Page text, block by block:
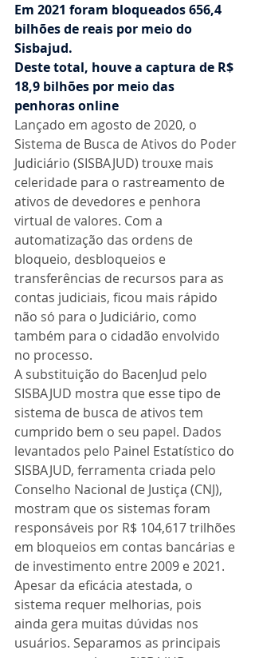
Em 2021 foram bloqueados 656,4
bilhões de reais por meio do
Sisbajud.
Deste total, houve a captura de R$
18,9 bilhões por meio das
penhoras online
Lançado em agosto de 2020, o
Sistema de Busca de Ativos do Poder
Judiciário (SISBAJUD) trouxe mais
celeridade para o rastreamento de
ativos de devedores e penhora
virtual de valores. Com a
automatização das ordens de
bloqueio, desbloqueios e
transferências de recursos para as
contas judiciais, ficou mais rápido
não só para o Judiciário, como
também para o cidadão envolvido
no processo.
A substituição do BacenJud pelo
SISBAJUD mostra que esse tipo de
sistema de busca de ativos tem
cumprido bem o seu papel. Dados
levantados pelo Painel Estatístico do
SISBAJUD, ferramenta criada pelo
Conselho Nacional de Justiça (CNJ),
mostram que os sistemas foram
responsáveis por R$ 104,617 trilhões
em bloqueios em contas bancárias e
de investimento entre 2009 e 2021.
Apesar da eficácia atestada, o
sistema requer melhorias, pois
ainda gera muitas dúvidas nos
usuários. Separamos as principais